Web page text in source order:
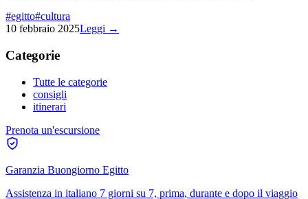
#egitto#cultura
10 febbraio 2025Leggi →
Categorie
Tutte le categorie
consigli
itinerari
Prenota un'escursione
Garanzia Buongiorno Egitto
Assistenza in italiano 7 giorni su 7, prima, durante e dopo il viaggio